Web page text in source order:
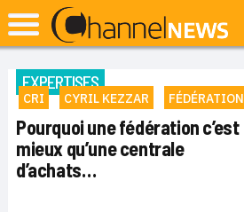
EXPERTISES
CRI CYRIL KEZZAR FÉDÉRATION
Pourquoi une fédération c’est
mieux qu’une centrale
d’achats…